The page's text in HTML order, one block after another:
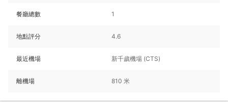
餐廳總數 1
地點評分 4.6
最近機場 新千歲機場 (CTS)
離機場 810 米